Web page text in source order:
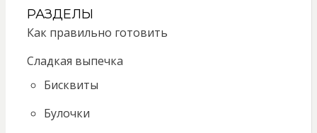
РАЗДЕЛЫ
Как правильно готовить
Сладкая выпечка
Бисквиты
Булочки